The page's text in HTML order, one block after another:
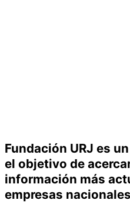
Fundación URJ es
el objetivo de
información más
empresas